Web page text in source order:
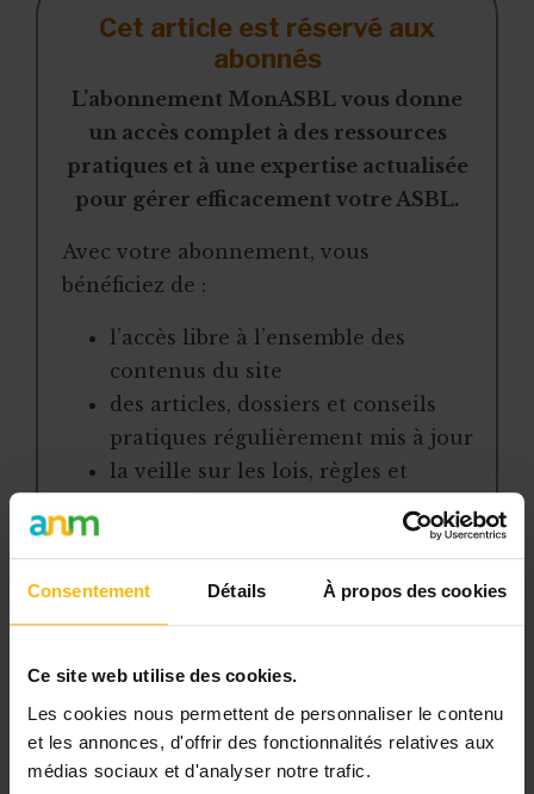
Consentement Détails À propos des cookies
Ce site web utilise des cookies.
Les cookies nous permettent de personnaliser le contenu
et les annonces, d'offrir des fonctionnalités relatives aux
médias sociaux et d'analyser notre trafic.
Cet article est réservé aux
abonnés
L’abonnement MonASBL vous donne
un accès complet à des ressources
pratiques et à une expertise actualisée
pour gérer efficacement votre ASBL.
Avec votre abonnement, vous
bénéficiez de :
l’accès libre à l’ensemble des
contenus du site
des articles, dossiers et conseils
pratiques régulièrement mis à jour
la veille sur les lois, règles et
téléchargeables
adaptée à vos besoins
Pour continuer la lecture, créez votre
compte (si ce n’est pas encore fait) et